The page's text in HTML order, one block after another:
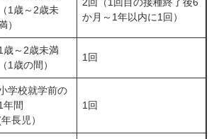
（1歳～2歳未
）
か月～1年以内に1回）
歳～2歳未満
（1歳の間）
1回
学校就学前の
年間
長児）
1回